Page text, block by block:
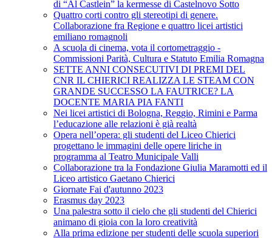
di “Al Castlein” la kermesse di Castelnovo Sotto
Quattro corti contro gli stereotipi di genere.
Collaborazione fra Regione e quattro licei artistici
emiliano romagnoli
A scuola di cinema, vota il cortometraggio -
Commissioni Parità, Cultura e Statuto Emilia Romagna
SETTE ANNI CONSECUTIVI DI PREMI DEL
CNR IL CHIERICI REALIZZA LE STEAM CON
GRANDE SUCCESSO LA FAUTRICE? LA
DOCENTE MARIA PIA FANTI
Nei licei artistici di Bologna, Reggio, Rimini e Parma
l’educazione alle relazioni è già realtà
Opera nell’opera: gli studenti del Liceo Chierici
progettano le immagini delle opere liriche in
programma al Teatro Municipale Valli
Collaborazione tra la Fondazione Giulia Maramotti ed il
Liceo artistico Gaetano Chierici
Giornate Fai d'autunno 2023
Erasmus day 2023
Una palestra sotto il cielo che gli studenti del Chierici
animano di gioia con la loro creatività
Alla prima edizione per studenti delle scuola superiori